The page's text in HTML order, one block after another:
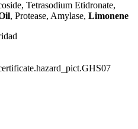
Tetrasodium Etidronate,
, Protease, Amylase, Limonene